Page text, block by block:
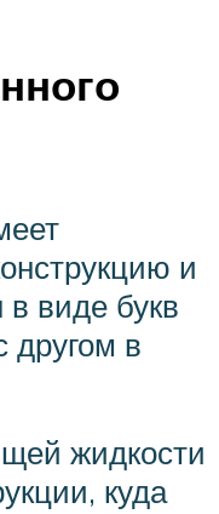
и
в виде букв
другом в
жидкости
куда